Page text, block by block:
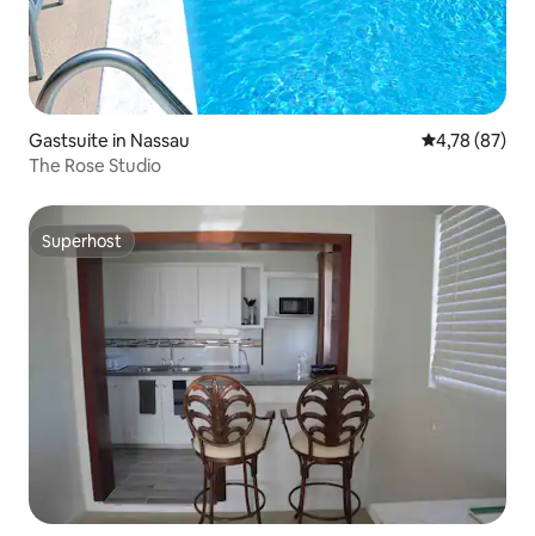
Gastsuite in Nassau Gemiddelde
4,78 (87)
The Rose Studio
Superhost
Superhost